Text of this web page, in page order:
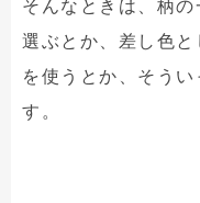
そんなときは、柄
選ぶとか、差し色
を使うとか、そう
す。